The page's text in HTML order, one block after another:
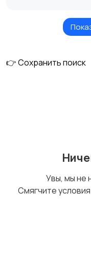
Головные уборы
👉 Сохранить поиск
Увы, мы не
Смягчите